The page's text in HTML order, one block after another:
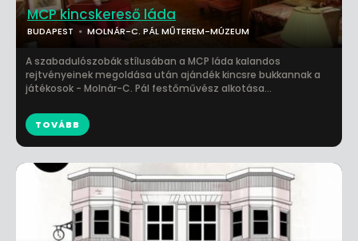
MCP kincskereső láda
BUDAPEST MOLNÁR-C. PÁL MŰTEREM-MÚZEUM
A szabadulószobák stílusában a MCP láda kalandos
rejtvényeinek megoldása után ajándék kincsre bukkannak a
játékosok - Molnár-C. Pál festőművész alkotása...
TOVÁBB